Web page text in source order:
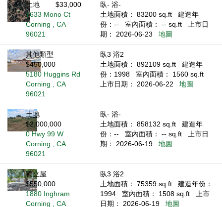
土地
$33,000
7633 Mono Ct
Corning , CA
96021
臥- 浴-
土地面積： 83200 sq.ft
建造年
份：--
室內面積： -- sq.ft
上市日
期： 2026-06-23
地圖
其他類型
$450,000
5180 Huggins Rd
Corning , CA
96021
臥3 浴2
土地面積： 892109 sq.ft
建造年
份：1998
室內面積： 1560 sq.ft
上市日期： 2026-06-22
地圖
土地
$2,000,000
0 Hwy 99 W
Corning , CA
96021
臥- 浴-
土地面積： 858132 sq.ft
建造年
份：--
室內面積： -- sq.ft
上市日
期： 2026-06-19
地圖
獨立屋
$550,000
1880 Inghram
Corning , CA
臥3 浴2
土地面積： 75359 sq.ft
建造年份：
1994
室內面積： 1508 sq.ft
上市
日期： 2026-06-19
地圖